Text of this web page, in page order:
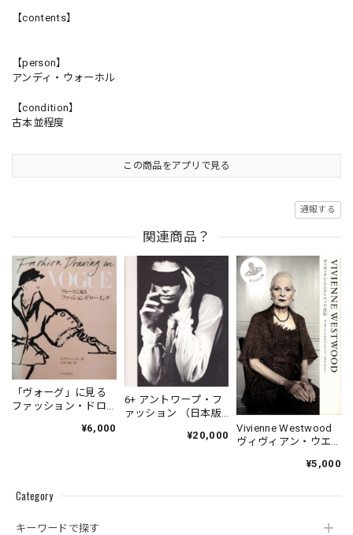
Category
キーワードで探す
【contents】
【person】
アンディ・ウォーホル
【condition】
古本並程度
この商品をアプリで見る
通報する
関連商品？
「ヴォーグ」に見る
ファッション・ドロ
¥6,000
6+ アントワープ・フ
ァッション （日本版
¥20,000
Vivienne Westwood
ヴィヴィアン・ウエ
¥5,000